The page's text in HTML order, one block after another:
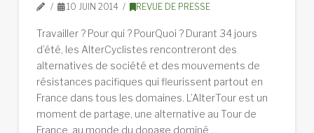
10 JUIN 2014 REVUE DE PRESSE
Travailler ? Pour qui ? PourQuoi ? Durant 34 jours
d’été, les AlterCyclistes rencontreront des
alternatives de société et des mouvements de
résistances pacifiques qui fleurissent partout en
France dans tous les domaines. L’AlterTour est un
moment de partage, une alternative au Tour de
France, au monde du dopage dominé …